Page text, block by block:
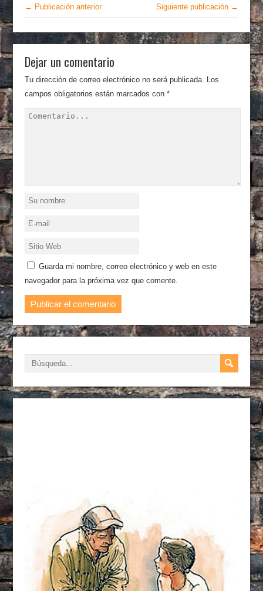
← Publicación anterior Siguiente publicación →
Dejar un comentario
Tu dirección de correo electrónico no será publicada. Los
campos obligatorios están marcados con*
Guarda mi nombre, correo electrónico y web en este
navegador para la próxima vez que comente.